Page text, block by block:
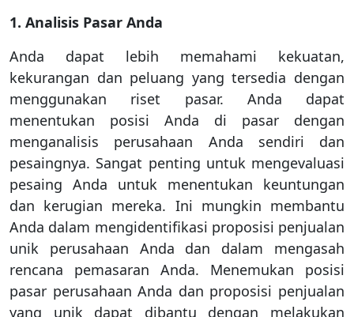
1. Analisis Pasar Anda
Anda dapat lebih memahami kekuatan,
kekurangan dan peluang yang tersedia dengan
menggunakan riset pasar. Anda dapat
menentukan posisi Anda di pasar dengan
menganalisis perusahaan Anda sendiri dan
pesaingnya. Sangat penting untuk mengevaluasi
pesaing Anda untuk menentukan keuntungan
dan kerugian mereka. Ini mungkin membantu
Anda dalam mengidentifikasi proposisi penjualan
unik perusahaan Anda dan dalam mengasah
rencana pemasaran Anda. Menemukan posisi
pasar perusahaan Anda dan proposisi penjualan
yang unik dapat dibantu dengan melakukan